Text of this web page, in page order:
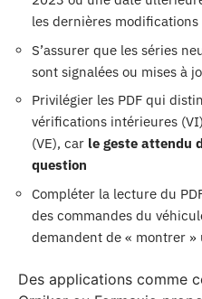
les dernières modifications
S’assurer que les séries
sont signalées ou mises à
Privilégier les PDF qui
vérifications intérieures
(VE), car le geste attendu
question
Compléter la lecture du
des commandes du
demandent de « montrer
Des applications comme